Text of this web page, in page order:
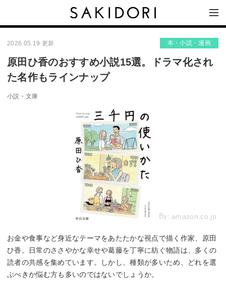
2026.05.19 更新 本・小説・漫画
原田ひ香のおすすめ小説15選。ドラマ化され
た名作もラインナップ
小説・文庫
By: amazon.co.jp
お金や食事など身近なテーマをあたたかな視点で描く作家、原田
ひ香。日常のささやかな幸せや葛藤を丁寧に紡ぐ物語は、多くの
読者の共感を集めています。しかし、種類が多いため、どれを選
ぶべきか悩む方も多いのではないでしょうか。